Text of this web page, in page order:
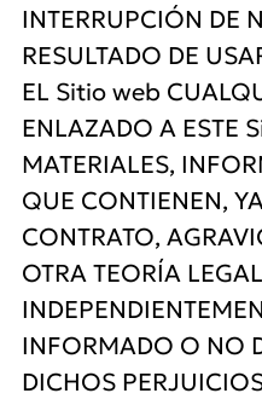
INTERRUPCIÓN DE
RESULTADO DE
EL Sitio web
ENLAZADO A ESTE
MATERIALES,
QUE CONTIENEN,
CONTRATO,
OTRA TEORÍA
INFORMADO O NO
DICHOS